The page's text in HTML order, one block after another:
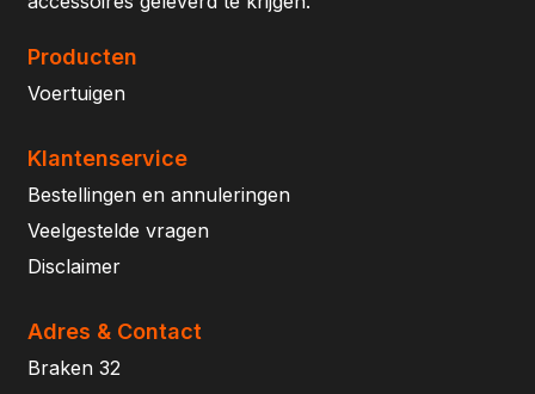
Producten
Voertuigen
Klantenservice
Bestellingen en annuleringen
Veelgestelde vragen
Disclaimer
Adres & Contact
Braken 32